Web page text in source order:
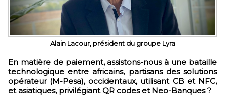
Alain Lacour, président du groupe Lyra
En matière de paiement, assistons-nous à une bataille
technologique entre africains, partisans des solutions
opérateur (M-Pesa), occidentaux, utilisant CB et NFC,
et asiatiques, privilégiant QR codes et Neo-Banques ?